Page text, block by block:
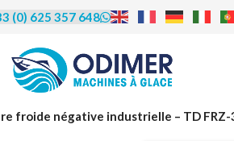
| Leasing |
(0) 625 357 648
froide négative industrielle – TD